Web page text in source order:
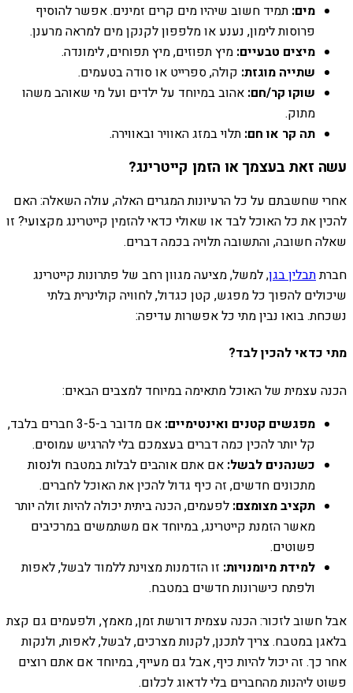
מים: תמיד חשוב שיהיו מים קרים זמינים. אפשר להוסיף
פרוסות לימון, נענע או מלפפון לקנקן מים למראה מרענן.
מיצים טבעיים: מיץ תפוזים, מיץ תפוחים, לימונדה.
שתייה מוגזת: קולה, ספרייט או סודה בטעמים.
שוקו קר/חם: אהוב במיוחד על ילדים ועל מי שאוהב משהו
מתוק.
תה קר או חם: תלוי במזג האוויר ובאווירה.
עשה זאת בעצמך או הזמן קייטרינג?
אחרי שחשבתם על כל הרעיונות המגרים האלה, עולה השאלה: האם
להכין את כל האוכל לבד או שאולי כדאי להזמין קייטרינג מקצועי? זו
שאלה חשובה, והתשובה תלויה בכמה דברים.
חברתתבלין בגן, למשל, מציעה מגוון רחב של פתרונות קייטרינג
שיכולים להפוך כל מפגש, קטן כגדול, לחוויה קולינרית בלתי
נשכחת. בואו נבין מתי כל אפשרות עדיפה:
מתי כדאי להכין לבד?
הכנה עצמית של האוכל מתאימה במיוחד למצבים הבאים:
מפגשים קטנים ואינטימיים:
אם מדובר ב-3-5 חברים בלבד,
קל יותר להכין כמה דברים בעצמכם בלי להרגיש עמוסים.
כשנהנים לבשל: אם אתם אוהבים לבלות במטבח ולנסות
מתכונים חדשים, זה כיף גדול להכין את האוכל לחברים.
תקציב מצומצם: לפעמים, הכנה ביתית יכולה להיות זולה יותר
מאשר הזמנת קייטרינג, במיוחד אם משתמשים במרכיבים
פשוטים.
למידת מיומנויות: זו הזדמנות מצוינת ללמוד לבשל, לאפות
ולפתח כישרונות חדשים במטבח.
אבל חשוב לזכור: הכנה עצמית דורשת זמן, מאמץ, ולפעמים גם קצת
בלאגן במטבח. צריך לתכנן, לקנות מצרכים, לבשל, לאפות, ולנקות
אחר כך. זה יכול להיות כיף, אבל גם מעייף, במיוחד אם אתם רוצים
פשוט ליהנות מהחברים בלי לדאוג לכלום.